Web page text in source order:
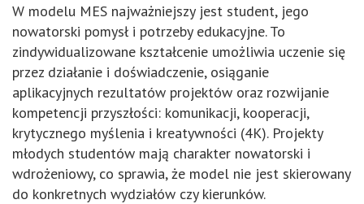
W modelu MES najważniejszy jest student, jego
nowatorski pomysł i potrzeby edukacyjne. To
zindywidualizowane kształcenie umożliwia uczenie się
przez działanie i doświadczenie, osiąganie
aplikacyjnych rezultatów projektów oraz rozwijanie
kompetencji przyszłości: komunikacji, kooperacji,
krytycznego myślenia i kreatywności (4K). Projekty
młodych studentów mają charakter nowatorski i
wdrożeniowy, co sprawia, że model nie jest skierowany
do konkretnych wydziałów czy kierunków.